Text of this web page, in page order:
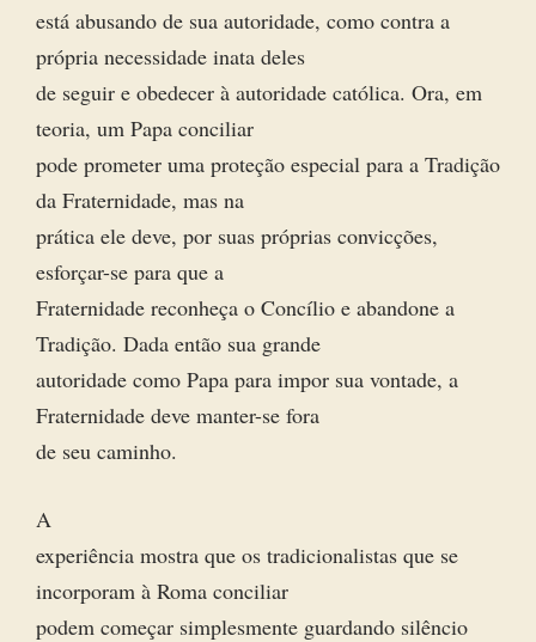
está abusando de sua autoridade, como contra a
própria necessidade inata deles
de seguir e obedecer à autoridade católica. Ora, em
teoria, um Papa conciliar
pode prometer uma proteção especial para a Tradição
da Fraternidade, mas na
prática ele deve, por suas próprias convicções,
esforçar-se para que a
Fraternidade reconheça o Concílio e abandone a
Tradição. Dada então sua grande
autoridade como Papa para impor sua vontade, a
Fraternidade deve manter-se fora
de seu caminho.
A
experiência mostra que os tradicionalistas que se
incorporam à Roma conciliar
podem começar simplesmente guardando silêncio